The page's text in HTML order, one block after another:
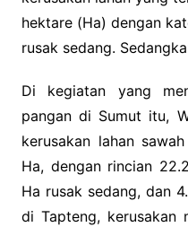
hektare (Ha) dengan
rusak sedang.
Di kegiatan yang
pangan di Sumut itu,
kerusakan lahan
Ha, dengan rincian
Ha rusak sedang, dan
di Tapteng, kerusakan